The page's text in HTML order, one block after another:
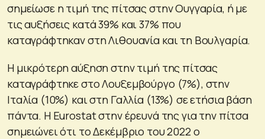
σημείωσε η τιμή της πίτσας στην Ουγγαρία, ή με
τις αυξήσεις κατά 39% και 37% που
καταγράφτηκαν στη Λιθουανία και τη Βουλγαρία.
Η μικρότερη αύξηση στην τιμή της πίτσας
καταγράφτηκε στο Λουξεμβούργο (7%), στην
Ιταλία (10%) και στη Γαλλία (13%) σε ετήσια βάση
πάντα. Η Eurostat στην έρευνά της για την πίτσα
σημειώνει ότι το Δεκέμβριο του 2022 ο